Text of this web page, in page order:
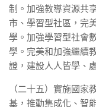
制。加強教導資源共
市、學習型社區，完
學。加強學習型社會
學。完美和加強繼續
證，建設人人皆學、
（二十五）實施國家
基，推動集成化、智